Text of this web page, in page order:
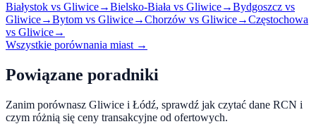
Białystok vs Gliwice→Bielsko-Biała vs Gliwice→Bydgoszcz vs
Gliwice→Bytom vs Gliwice→Chorzów vs Gliwice→Częstochowa
vs Gliwice→
Wszystkie porównania miast →
Powiązane poradniki
Zanim porównasz Gliwice i Łódź, sprawdź jak czytać dane RCN i
czym różnią się ceny transakcyjne od ofertowych.